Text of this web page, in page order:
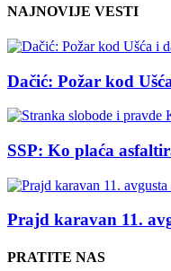
NAJNOVIJE VESTI
Dačić: Požar kod
SSP: Ko plaća
Prajd karavan 11.
PRATITE NAS